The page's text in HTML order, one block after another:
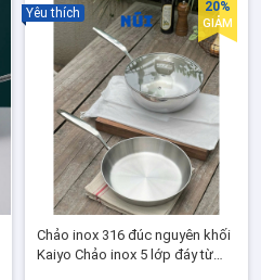
Chảo inox 316 đúc nguyên khối
Kaiyo Chảo inox 5 lớp đáy từ
Yêu thích 20%
GIẢM